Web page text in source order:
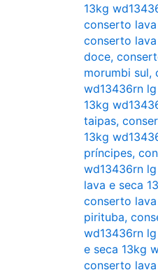
13kg
conserto
conserto
doce,
morumbi sul,
wd13436rn
13kg
taipas,
13kg
príncipes,
wd13436rn
lava e seca
conserto
pirituba,
wd13436rn
e seca 13kg
conserto